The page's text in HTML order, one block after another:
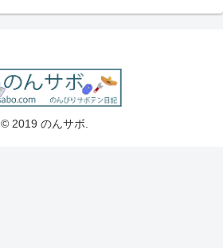
© 2019 のんサボ.